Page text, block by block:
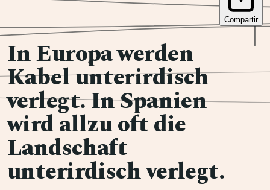
Compartir
In Europa werden
Kabel unterirdisch
verlegt. In Spanien
wird allzu oft die
Landschaft
unterirdisch verlegt.